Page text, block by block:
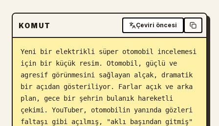
Blog
Güncellemeler
KOMUT Çeviri öncesi
Yeni bir elektrikli süper otomobil incelemesi
için bir küçük resim. Otomobil, güçlü ve
agresif görünmesini sağlayan alçak, dramatik
bir açıdan gösteriliyor. Farlar açık ve arka
plan, gece bir şehrin bulanık hareketli
çekimi. YouTuber, otomobilin yanında gözleri
faltaşı gibi açılmış, "aklı başından gitmiş"